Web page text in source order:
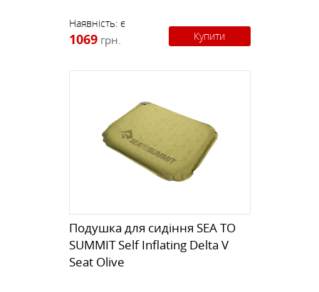
Наявність: є
1069 грн. Купити
Подушка для сидіння SEA TO
SUMMIT Self Inflating Delta V
Seat Olive